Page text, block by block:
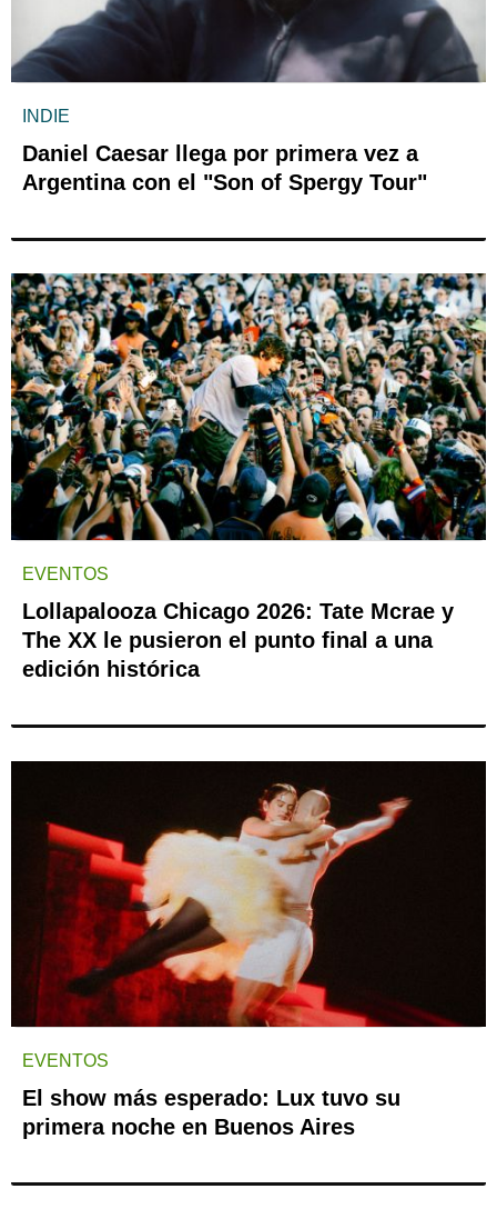
INDIE
Daniel Caesar llega por primera vez a
Argentina con el "Son of Spergy Tour"
EVENTOS
Lollapalooza Chicago 2026: Tate Mcrae y
The XX le pusieron el punto final a una
edición histórica
EVENTOS
El show más esperado: Lux tuvo su
primera noche en Buenos Aires